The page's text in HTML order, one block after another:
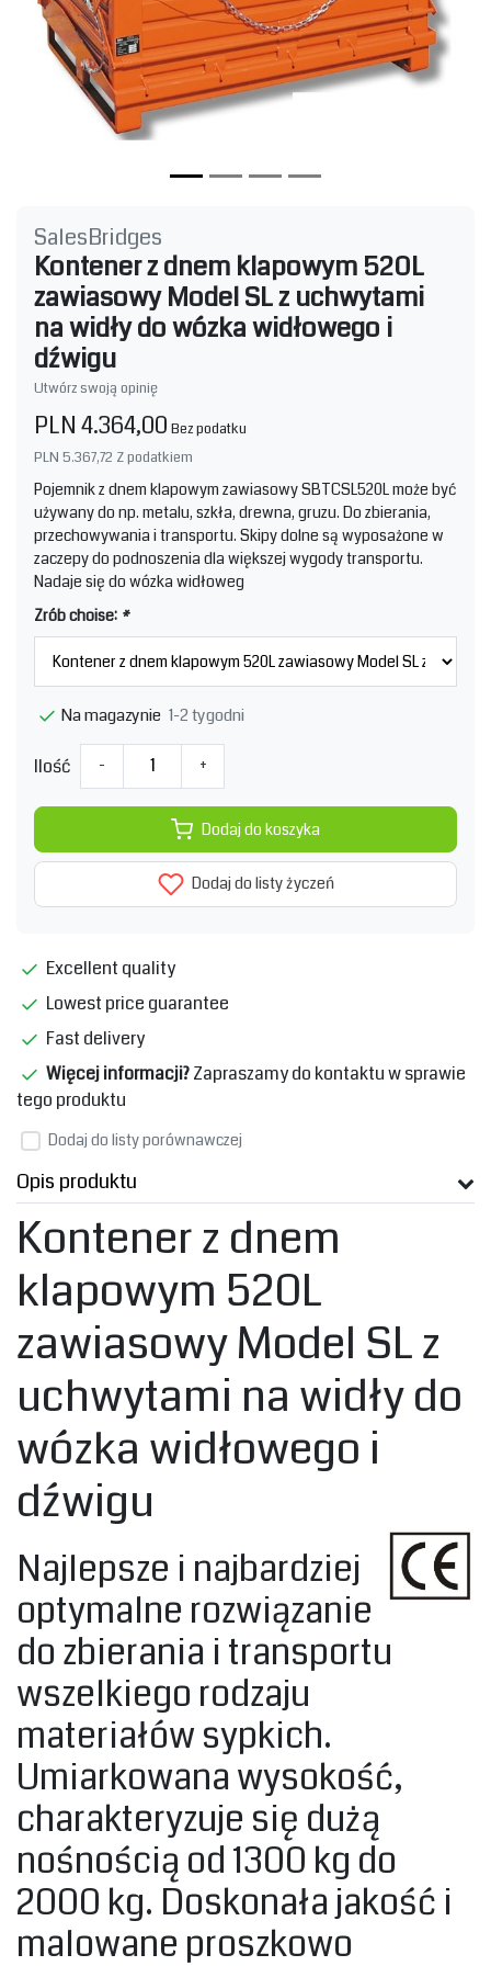
SalesBridges
Kontener z dnem klapowym 520L
zawiasowy Model SL z uchwytami
na widły do wózka widłowego i
dźwigu
Utwórz swoją opinię
PLN 4.364,00 Bez podatku
PLN 5.367,72 Z podatkiem
Pojemnik z dnem klapowym zawiasowy SBTCSL520L może być
używany do np. metalu, szkła, drewna, gruzu. Do zbierania,
przechowywania i transportu. Skipy dolne są wyposażone w
zaczepy do podnoszenia dla większej wygody transportu.
Nadaje się do wózka widłoweg
Zrób choise: *
Na magazynie 1-2 tygodni
Ilość - +
Dodaj do koszyka
Dodaj do listy życzeń
Excellent quality
Lowest price guarantee
Fast delivery
Więcej informacji?Zapraszamy do kontaktu w sprawie
tego produktu
Dodaj do listy porównawczej
Opis produktu
Kontener z dnem
klapowym 520L
zawiasowy Model SL z
uchwytami na widły do
wózka widłowego i
dźwigu
Najlepsze i najbardziej
optymalne rozwiązanie
do zbierania i transportu
wszelkiego rodzaju
materiałów sypkich.
Umiarkowana wysokość,
charakteryzuje się dużą
nośnością od 1300 kg do
2000 kg. Doskonała jakość i
malowane proszkowo